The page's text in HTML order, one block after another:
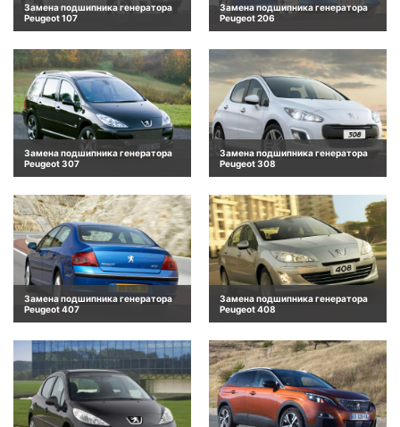
Замена подшипника генератора
Peugeot 107
Замена подшипника генератора
Peugeot 206
Замена подшипника генератора
Peugeot 307
Замена подшипника генератора
Peugeot 308
Замена подшипника генератора
Peugeot 407
Замена подшипника генератора
Peugeot 408